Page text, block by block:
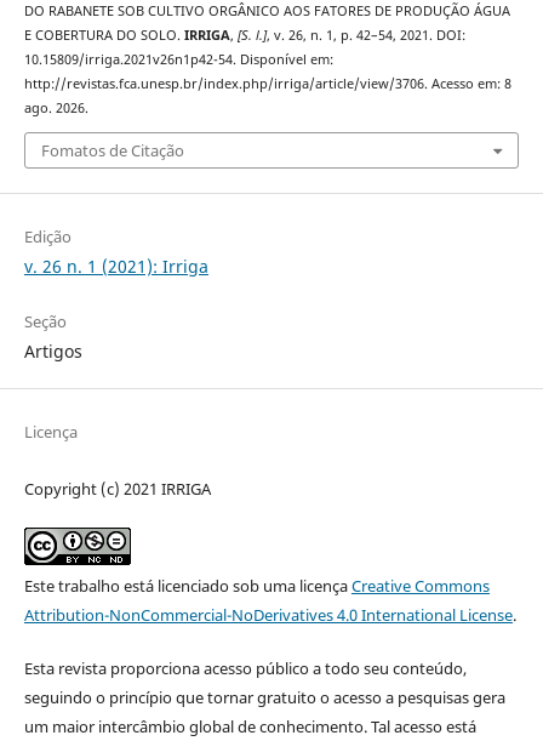
DO RABANETE SOB CULTIVO ORGÂNICO AOS FATORES DE PRODUÇÃO ÁGUA
E COBERTURA DO SOLO. IRRIGA, [S. l.], v. 26, n. 1, p. 42–54, 2021. DOI:
10.15809/irriga.2021v26n1p42-54. Disponível em:
http://revistas.fca.unesp.br/index.php/irriga/article/view/3706. Acesso em: 8
ago. 2026.
Fomatos de Citação
Edição
v. 26 n. 1 (2021): Irriga
Seção
Artigos
Licença
Copyright (c) 2021 IRRIGA
Este trabalho está licenciado sob uma licençaCreative Commons
Attribution-NonCommercial-NoDerivatives 4.0 International License.
Esta revista proporciona acesso público a todo seu conteúdo,
seguindo o princípio que tornar gratuito o acesso a pesquisas gera
um maior intercâmbio global de conhecimento. Tal acesso está